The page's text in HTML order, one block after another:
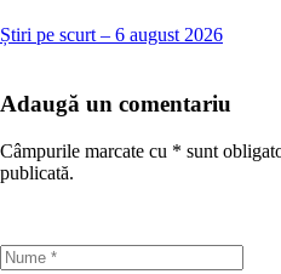
Știri pe scurt – 6 august 2026
Adaugă un comentariu
Câmpurile marcate cu * sunt
publicată.